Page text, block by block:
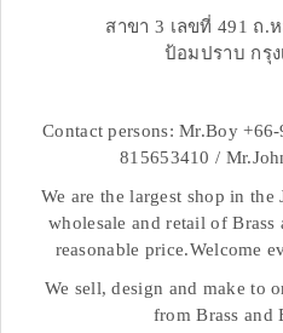
สาขา 3 เลขที่ 491 ถ.หลว
ป้อมปราบ กรุง
Contact persons: Mr.Boy
815653410 /
We are the largest shop in
wholesale and retail of
reasonable price.Welcome
We sell, design and make to
from Brass and